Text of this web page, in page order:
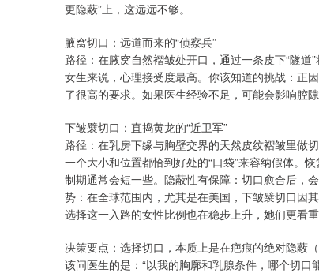
更隐蔽”上，这远远不够。
腋窝切口：远道而来的“侦察兵”
路径：在腋窝自然褶皱处开口，通过一条皮下“隧
女生来说，心理接受度最高。你该知道的挑战：正
了很高的要求。如果医生经验不足，可能会影响腔隙
下皱襞切口：直捣黄龙的“近卫军”
路径：在乳房下缘与胸壁交界的天然皮纹褶皱里做
一个大小和位置都恰到好处的“口袋”来容纳假体。
制期通常会短一些。隐蔽性有保障：切口愈合后，
势：在全球范围内，尤其是在美国，下皱襞切口因
选择这一入路的女性比例也在稳步上升，她们更看
决策要点：选择切口，本质上是在疤痕的绝对隐蔽
该问医生的是：“以我的胸廓和乳腺条件，哪个切口